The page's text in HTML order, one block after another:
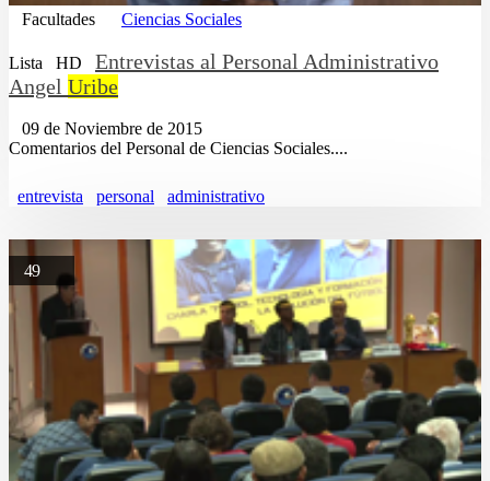
Facultades Ciencias Sociales
Lista HD
Entrevistas al Personal Administrativo
Angel Uribe
09 de Noviembre de 2015
Comentarios del Personal de Ciencias Sociales....
entrevista personal administrativo
49